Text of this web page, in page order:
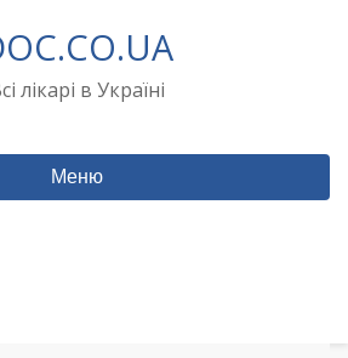
лікарі в Україні
Меню